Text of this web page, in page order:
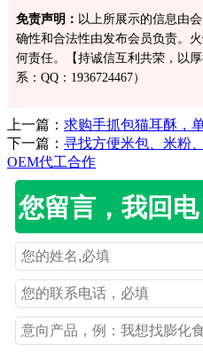
免责声明： 以上所展示的信息由
确性和合法性由发布会员负责。
何责任。【持诚信互利共荣，以厚
系：QQ：1936724467）
上一篇： 求购手抓包猫耳酥，
下一篇： 寻找方便米包、米粉
OEM代工合作
您留言，我回电